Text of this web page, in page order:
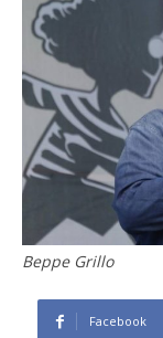
Beppe Grillo
Facebook